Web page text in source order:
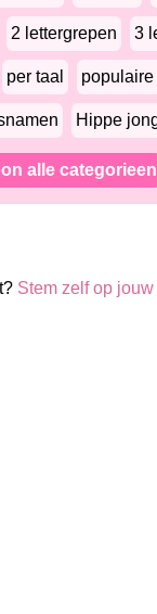
2 lettergrepen 3
per taal populaire
Hippe
alle categorieen
Stem zelf op